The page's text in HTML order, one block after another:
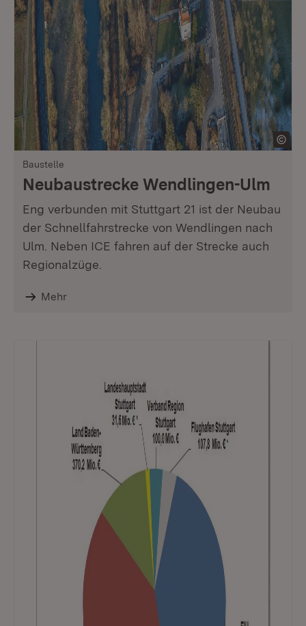
Baustelle
Neubaustrecke Wendlingen-Ulm
Eng verbunden mit Stuttgart 21 ist der Neubau
der Schnellfahrstrecke von Wendlingen nach
Ulm. Neben ICE fahren auf der Strecke auch
Regionalzüge.
Mehr